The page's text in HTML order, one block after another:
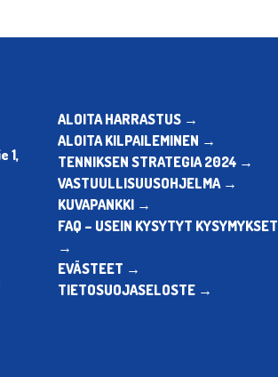
1,
ALOITA HARRASTUS →
ALOITA KILPAILEMINEN →
TENNIKSEN STRATEGIA 2024 →
VASTUULLISUUSOHJELMA →
KUVAPANKKI →
FAQ – USEIN KYSYTYT KYSYMYKSET
→
EVÄSTEET →
TIETOSUOJASELOSTE →